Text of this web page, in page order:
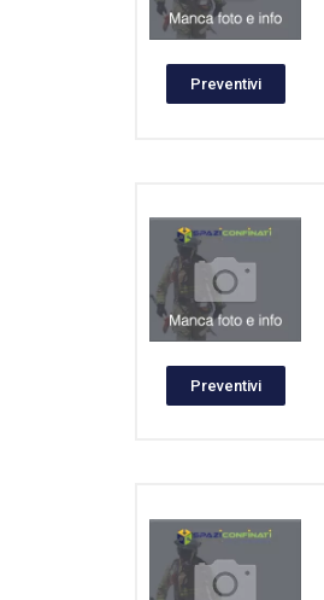
Preventivi
Preventivi